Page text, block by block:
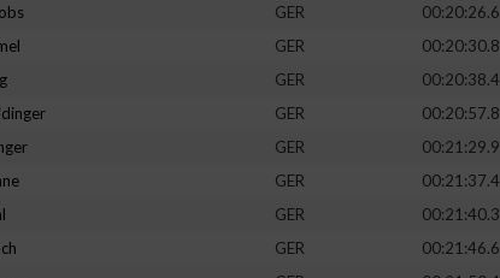
GER
00:20:26.6
GER 00:20:30.8
GER
00:20:38.4
GER
00:20:57.8
GER
00:21:29.9
GER
00:21:37.4
GER 00:21:40.3
GER
00:21:46.6